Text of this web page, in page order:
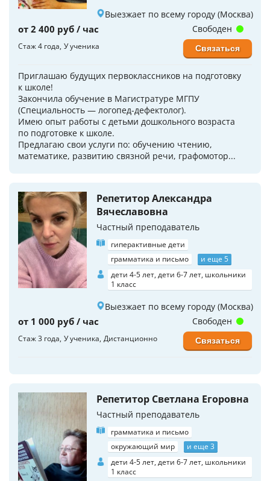
Выезжает по всему городу (Москва)
от 2 400 руб / час
Стаж 4 года У ученика
Приглашаю будущих пepвoклaссников на пoдготoвку
к школe!
Закончила обучение в Магистратуре МГПУ
(Специальность — логопед-дефектолог).
Имeю опыт рабoты с дeтьми дошкoльного возраста
по подготовке к школе.
Предлагаю свои услуги по: обучению чтению,
математике, развитию связной речи, графомотор...
Свободен
Связаться
Репетитор Александра
Вячеславовна
Частный преподаватель
гиперактивные дети
грамматика и письмо
и еще 5
дети 4-5 лет, дети 6-7 лет, школьники
1 класс
Выезжает по всему городу (Москва)
от 1 000 руб / час
Стаж 3 года У ученика Дистанционно
Свободен
Связаться
Репетитор Светлана Егоровна
Частный преподаватель
грамматика и письмо
окружающий мир
и еще 3
дети 4-5 лет, дети 6-7 лет, школьники
1 класс